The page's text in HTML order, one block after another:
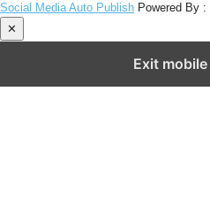
Social Media Auto Publish Powered By :
✕
Exit